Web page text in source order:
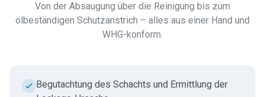
Von der Absaugung über die Reinigung bis zum
ölbeständigen Schutzanstrich – alles aus einer Hand und
WHG-konform.
Begutachtung des Schachts und Ermittlung der